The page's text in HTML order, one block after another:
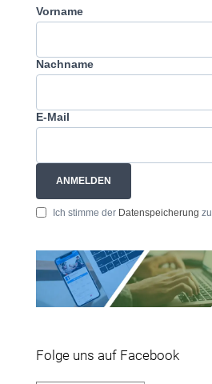
Vorname
Nachname
E-Mail
ANMELDEN
Ich stimme der Datenspeicherung zu.
Folge uns auf Facebook